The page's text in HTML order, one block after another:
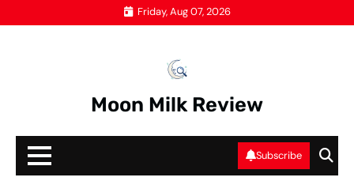
to
Friday, Aug 07, 2026
Moon Milk Review
Subscribe